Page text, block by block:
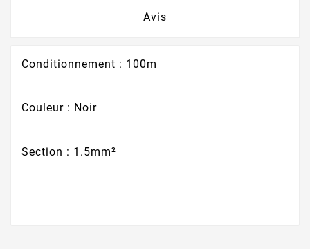
Avis
Conditionnement : 100m
Couleur : Noir
Section : 1.5mm²